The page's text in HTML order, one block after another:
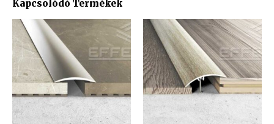
Kapcsolódó Termékek